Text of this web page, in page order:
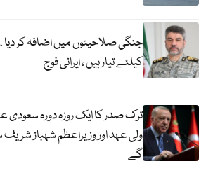
جنگی صلاحیتوں میں اضافہ کر
کیلئے تیار ہیں ، ایرانی فوج
ترک صدر کا ایک روزہ دورہ سعودی
ولی عہد اور وزیراعظم شہباز
گے